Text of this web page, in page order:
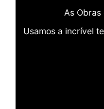
As
Usamos a incrível